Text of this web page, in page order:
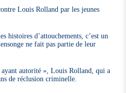
Louis Rolland par les jeunes
histoires d’attouchements, c’est un
ne fait pas partie de leur
ayant autorité », Louis Rolland, qui a
de réclusion criminelle.